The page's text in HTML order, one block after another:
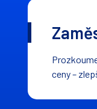
ceny –